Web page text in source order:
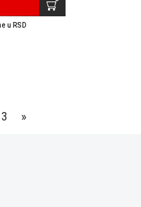
u RSD
3 »